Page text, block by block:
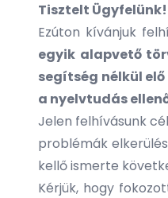
Tisztelt Ügyfelünk!
Ezúton kívánjuk
egyik alapvető
segítség nélkül
a nyelvtudás
Jelen felhívásunk
problémák
kellő ismerte
Kérjük, hogy